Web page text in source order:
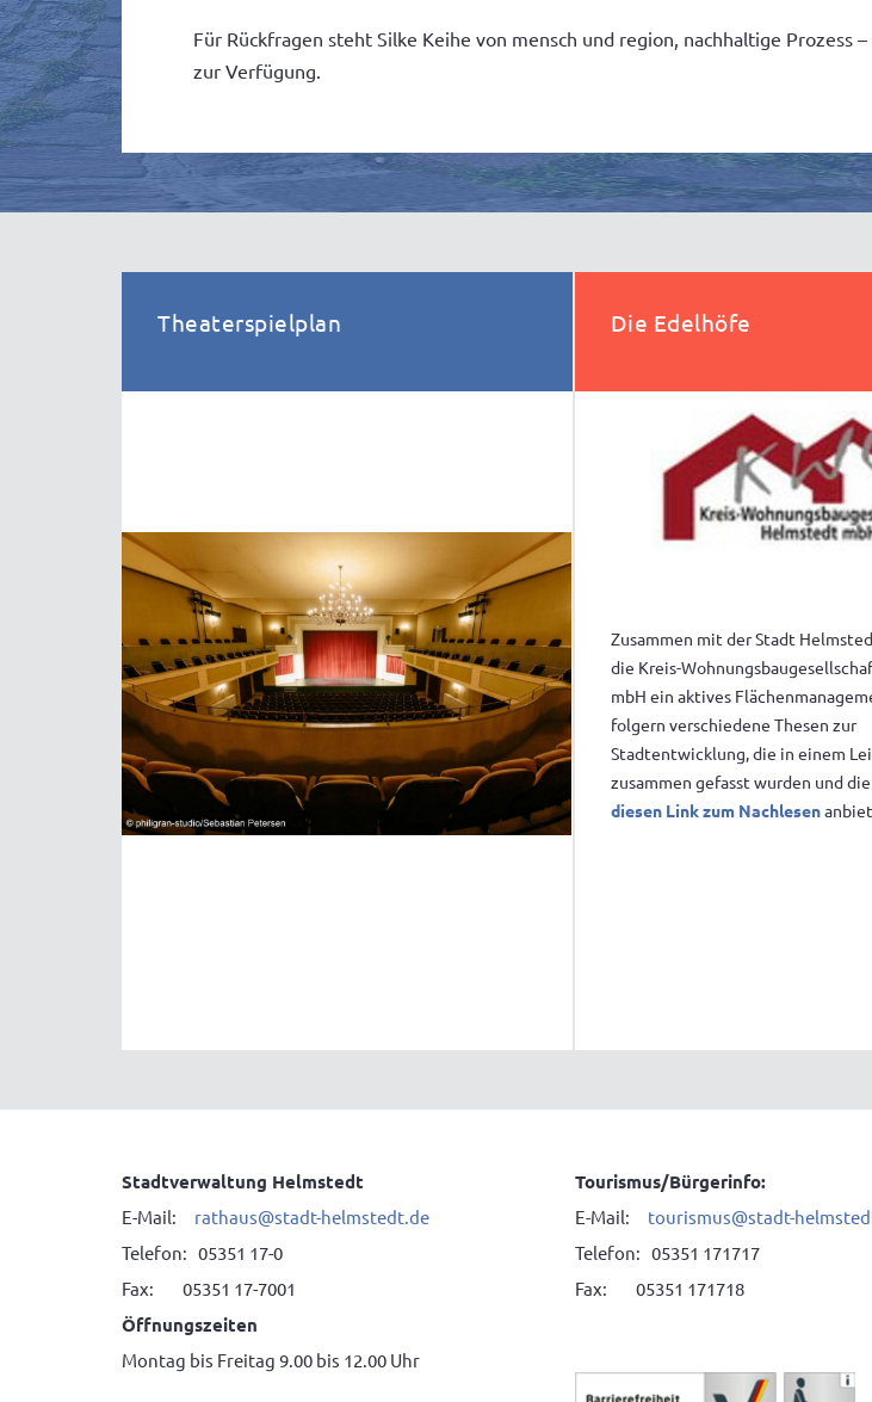
Für Rückfragen steht Silke Keihe von mensch und region, nachhaltige Prozess
zur Verfügung.
Theaterspielplan Die Edelhöfe
Zusammen mit der Stadt
die Kreis-
mbH ein aktives
folgern verschiedene Thesen zur
Stadtentwicklung, die in einem
zusammen gefasst wurden und
diesen Link zum Nachlesen
Stadtverwaltung Helmstedt
E-Mail: rathaus@stadt-helmstedt.de
Telefon: 05351 17-0
Fax: 05351 17-7001
Öffnungszeiten
Montag bis Freitag 9.00 bis 12.00 Uhr
Tourismus/Bürgerinfo:
E-Mail: tourismus@stadt-
Telefon: 05351 171717
Fax: 05351 171718